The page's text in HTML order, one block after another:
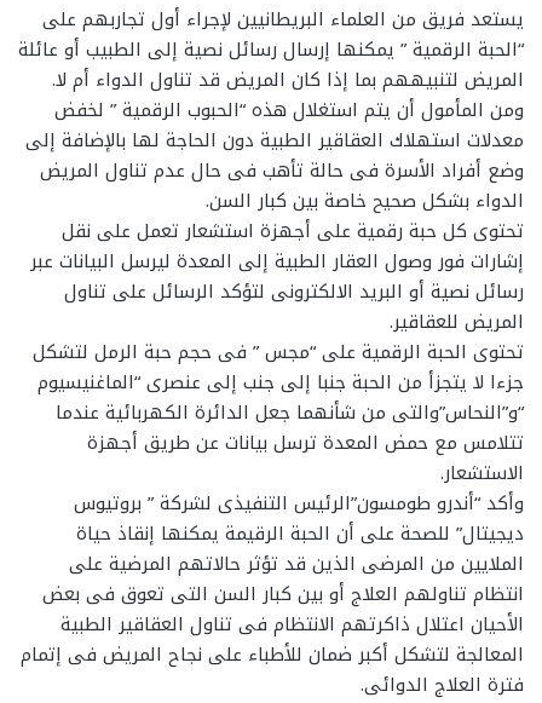
يستعد فريق من العلماء البريطانيين لإجراء أول تجاربهم على
“الحبة الرقمية ” يمكنها إرسال رسائل نصية إلى الطبيب أو عائلة
المريض لتنبيههم بما إذا كان المريض قد تناول الدواء أم لا.
ومن المأمول أن يتم استغلال هذه “الحبوب الرقمية ” لخفض
معدلات استهلاك العقاقير الطبية دون الحاجة لها بالإضافة إلى
وضع أفراد الأسرة فى حالة تأهب فى حال عدم تناول المريض
الدواء بشكل صحيح خاصة بين كبار السن.
تحتوى كل حبة رقمية على أجهزة استشعار تعمل على نقل
إشارات فور وصول العقار الطبية إلى المعدة ليرسل البيانات عبر
رسائل نصية أو البريد الالكترونى لتؤكد الرسائل على تناول
المريض للعقاقير.
تحتوى الحبة الرقمية على “مجس ” فى حجم حبة الرمل لتشكل
جزءا لا يتجزأ من الحبة جنبا إلى جنب إلى عنصرى “الماغنيسيوم
“و”النحاس”والتى من شأنهما جعل الدائرة الكهربائية عندما
تتلامس مع حمض المعدة ترسل بيانات عن طريق أجهزة
الاستشعار.
وأكد “أندرو طومسون”الرئيس التنفيذى لشركة ” بروتيوس
ديجيتال” للصحة على أن الحبة الرقيمة يمكنها إنقاذ حياة
الملايين من المرضى الذين قد تؤثر حالاتهم المرضية على
انتظام تناولهم العلاج أو بين كبار السن التى تعوق فى بعض
الأحيان اعتلال ذاكرتهم الانتظام فى تناول العقاقير الطبية
المعالجة لتشكل أكبر ضمان للأطباء على نجاح المريض فى إتمام
فترة العلاج الدوائى.